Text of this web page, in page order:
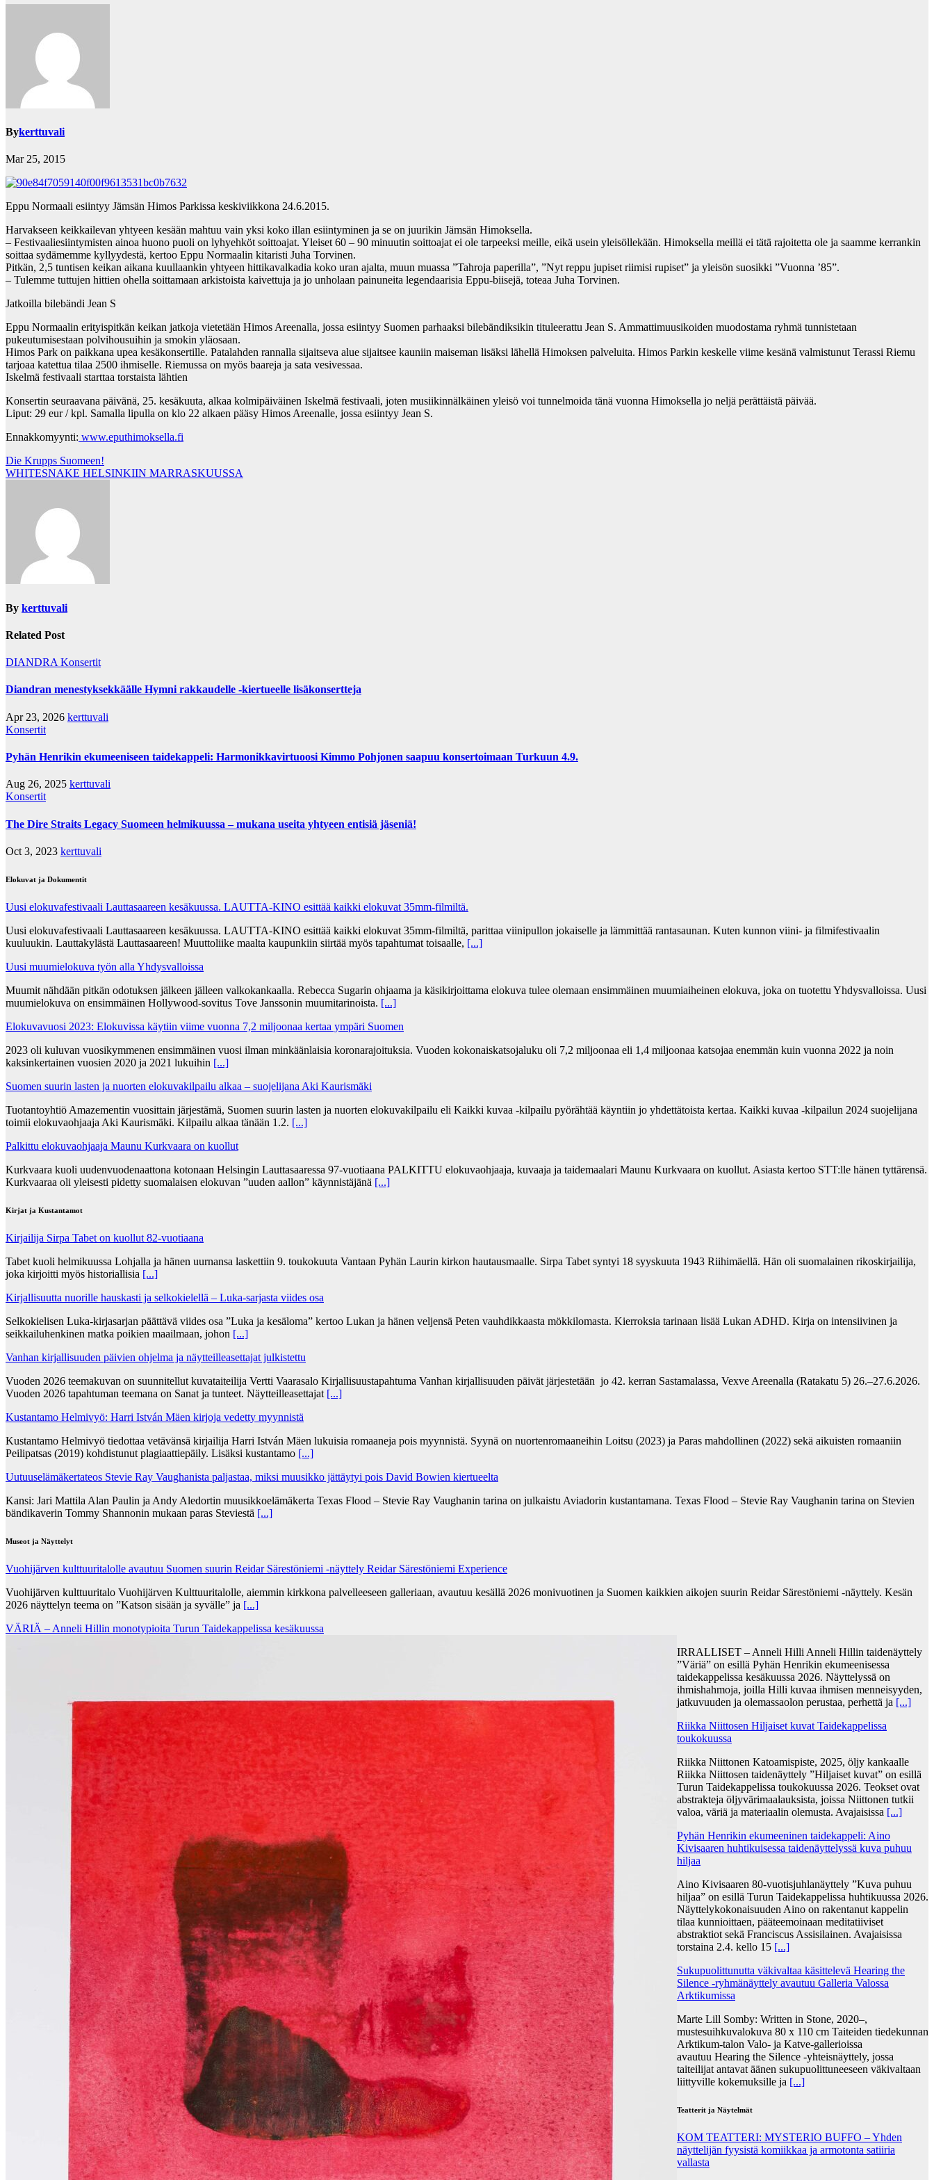
Bykerttuvali
Mar 25, 2015
Eppu Normaali esiintyy Jämsän Himos Parkissa keskiviikkona 24.6.2015.
Harvakseen keikkailevan yhtyeen kesään mahtuu vain yksi koko illan esiintyminen ja se on juurikin Jämsän Himoksella.
– Festivaaliesiintymisten ainoa huono puoli on lyhyehköt soittoajat. Yleiset 60 – 90 minuutin soittoajat ei ole tarpeeksi meille, eikä usein yleisöllekään. Himoksella meillä ei tätä rajoitetta ole ja saamme kerrankin
soittaa sydämemme kyllyydestä, kertoo Eppu Normaalin kitaristi Juha Torvinen.
Pitkän, 2,5 tuntisen keikan aikana kuullaankin yhtyeen hittikavalkadia koko uran ajalta, muun muassa ”Tahroja paperilla”, ”Nyt reppu jupiset riimisi rupiset” ja yleisön suosikki ”Vuonna ’85”.
– Tulemme tuttujen hittien ohella soittamaan arkistoista kaivettuja ja jo unholaan painuneita legendaarisia Eppu-biisejä, toteaa Juha Torvinen.
Jatkoilla bilebändi Jean S
Eppu Normaalin erityispitkän keikan jatkoja vietetään Himos Areenalla, jossa esiintyy Suomen parhaaksi bilebändiksikin tituleerattu Jean S. Ammattimuusikoiden muodostama ryhmä tunnistetaan
pukeutumisestaan polvihousuihin ja smokin yläosaan.
Himos Park on paikkana upea kesäkonsertille. Patalahden rannalla sijaitseva alue sijaitsee kauniin maiseman lisäksi lähellä Himoksen palveluita. Himos Parkin keskelle viime kesänä valmistunut Terassi Riemu
tarjoaa katettua tilaa 2500 ihmiselle. Riemussa on myös baareja ja sata vesivessaa.
Iskelmä festivaali starttaa torstaista lähtien
Konsertin seuraavana päivänä, 25. kesäkuuta, alkaa kolmipäiväinen Iskelmä festivaali, joten musiikinnälkäinen yleisö voi tunnelmoida tänä vuonna Himoksella jo neljä perättäistä päivää.
Liput: 29 eur / kpl. Samalla lipulla on klo 22 alkaen pääsy Himos Areenalle, jossa esiintyy Jean S.
Ennakkomyynti: www.eputhimoksella.fi
Post
navigation
Die Krupps Suomeen!
WHITESNAKE HELSINKIIN MARRASKUUSSA
By kerttuvali
Related Post
DIANDRA Konsertit
Diandran menestyksekkäälle Hymni rakkaudelle -kiertueelle lisäkonsertteja
Apr 23, 2026 kerttuvali
Konsertit
Pyhän Henrikin ekumeeniseen taidekappeli: Harmonikkavirtuoosi Kimmo Pohjonen saapuu konsertoimaan Turkuun 4.9.
Aug 26, 2025 kerttuvali
Konsertit
The Dire Straits Legacy Suomeen helmikuussa – mukana useita yhtyeen entisiä jäseniä!
Oct 3, 2023 kerttuvali
Elokuvat ja Dokumentit
Uusi elokuvafestivaali Lauttasaareen kesäkuussa. LAUTTA-KINO esittää kaikki elokuvat 35mm-filmiltä.
Uusi elokuvafestivaali Lauttasaareen kesäkuussa. LAUTTA-KINO esittää kaikki elokuvat 35mm-filmiltä, parittaa viinipullon jokaiselle ja lämmittää rantasaunan. Kuten kunnon viini- ja filmifestivaalin
kuuluukin. Lauttakylästä Lauttasaareen! Muuttoliike maalta kaupunkiin siirtää myös tapahtumat toisaalle, [...]
Uusi muumielokuva työn alla Yhdysvalloissa
Muumit nähdään pitkän odotuksen jälkeen jälleen valkokankaalla. Rebecca Sugarin ohjaama ja käsikirjoittama elokuva tulee olemaan ensimmäinen muumiaiheinen elokuva, joka on tuotettu Yhdysvalloissa. Uusi
muumielokuva on ensimmäinen Hollywood-sovitus Tove Janssonin muumitarinoista. [...]
Elokuvavuosi 2023: Elokuvissa käytiin viime vuonna 7,2 miljoonaa kertaa ympäri Suomen
2023 oli kuluvan vuosikymmenen ensimmäinen vuosi ilman minkäänlaisia koronarajoituksia. Vuoden kokonaiskatsojaluku oli 7,2 miljoonaa eli 1,4 miljoonaa katsojaa enemmän kuin vuonna 2022 ja noin
kaksinkertainen vuosien 2020 ja 2021 lukuihin [...]
Suomen suurin lasten ja nuorten elokuvakilpailu alkaa – suojelijana Aki Kaurismäki
Tuotantoyhtiö Amazementin vuosittain järjestämä, Suomen suurin lasten ja nuorten elokuvakilpailu eli Kaikki kuvaa -kilpailu pyörähtää käyntiin jo yhdettätoista kertaa. Kaikki kuvaa -kilpailun 2024 suojelijana
toimii elokuvaohjaaja Aki Kaurismäki. Kilpailu alkaa tänään 1.2. [...]
Palkittu elokuvaohjaaja Maunu Kurkvaara on kuollut
Kurkvaara kuoli uudenvuodenaattona kotonaan Helsingin Lauttasaaressa 97-vuotiaana PALKITTU elokuvaohjaaja, kuvaaja ja taidemaalari Maunu Kurkvaara on kuollut. Asiasta kertoo STT:lle hänen tyttärensä.
Kurkvaaraa oli yleisesti pidetty suomalaisen elokuvan ”uuden aallon” käynnistäjänä [...]
Kirjat ja Kustantamot
Kirjailija Sirpa Tabet on kuollut 82-vuotiaana
Tabet kuoli helmikuussa Lohjalla ja hänen uurnansa laskettiin 9. toukokuuta Vantaan Pyhän Laurin kirkon hautausmaalle. Sirpa Tabet syntyi 18 syyskuuta 1943 Riihimäellä. Hän oli suomalainen rikoskirjailija,
joka kirjoitti myös historiallisia [...]
Kirjallisuutta nuorille hauskasti ja selkokielellä – Luka-sarjasta viides osa
Selkokielisen Luka-kirjasarjan päättävä viides osa ”Luka ja kesäloma” kertoo Lukan ja hänen veljensä Peten vauhdikkaasta mökkilomasta. Kierroksia tarinaan lisää Lukan ADHD. Kirja on intensiivinen ja
seikkailuhenkinen matka poikien maailmaan, johon [...]
Vanhan kirjallisuuden päivien ohjelma ja näytteilleasettajat julkistettu
Vuoden 2026 teemakuvan on suunnitellut kuvataiteilija Vertti Vaarasalo Kirjallisuustapahtuma Vanhan kirjallisuuden päivät järjestetään jo 42. kerran Sastamalassa, Vexve Areenalla (Ratakatu 5) 26.–27.6.2026.
Vuoden 2026 tapahtuman teemana on Sanat ja tunteet. Näytteilleasettajat [...]
Kustantamo Helmivyö: Harri István Mäen kirjoja vedetty myynnistä
Kustantamo Helmivyö tiedottaa vetävänsä kirjailija Harri István Mäen lukuisia romaaneja pois myynnistä. Syynä on nuortenromaaneihin Loitsu (2023) ja Paras mahdollinen (2022) sekä aikuisten romaaniin
Peilipatsas (2019) kohdistunut plagiaattiepäily. Lisäksi kustantamo [...]
Uutuuselämäkertateos Stevie Ray Vaughanista paljastaa, miksi muusikko jättäytyi pois David Bowien kiertueelta
Kansi: Jari Mattila Alan Paulin ja Andy Aledortin muusikkoelämäkerta Texas Flood – Stevie Ray Vaughanin tarina on julkaistu Aviadorin kustantamana. Texas Flood – Stevie Ray Vaughanin tarina on Stevien
bändikaverin Tommy Shannonin mukaan paras Steviestä [...]
Museot ja Näyttelyt
Vuohijärven kulttuuritalolle avautuu Suomen suurin Reidar Särestöniemi -näyttely Reidar Särestöniemi Experience
Vuohijärven kulttuuritalo Vuohijärven Kulttuuritalolle, aiemmin kirkkona palvelleeseen galleriaan, avautuu kesällä 2026 monivuotinen ja Suomen kaikkien aikojen suurin Reidar Särestöniemi -näyttely. Kesän
2026 näyttelyn teema on ”Katson sisään ja syvälle” ja [...]
VÄRIÄ – Anneli Hillin monotypioita Turun Taidekappelissa kesäkuussa
IRRALLISET – Anneli Hilli Anneli Hillin taidenäyttely
”Väriä” on esillä Pyhän Henrikin ekumeenisessa
taidekappelissa kesäkuussa 2026. Näyttelyssä on
ihmishahmoja, joilla Hilli kuvaa ihmisen menneisyyden,
jatkuvuuden ja olemassaolon perustaa, perhettä ja [...]
Riikka Niittosen Hiljaiset kuvat Taidekappelissa
toukokuussa
Riikka Niittonen Katoamispiste, 2025, öljy kankaalle
Riikka Niittosen taidenäyttely ”Hiljaiset kuvat” on esillä
Turun Taidekappelissa toukokuussa 2026. Teokset ovat
abstrakteja öljyvärimaalauksista, joissa Niittonen tutkii
valoa, väriä ja materiaalin olemusta. Avajaisissa [...]
Pyhän Henrikin ekumeeninen taidekappeli: Aino
Kivisaaren huhtikuisessa taidenäyttelyssä kuva puhuu
hiljaa
Aino Kivisaaren 80-vuotisjuhlanäyttely ”Kuva puhuu
hiljaa” on esillä Turun Taidekappelissa huhtikuussa 2026.
Näyttelykokonaisuuden Aino on rakentanut kappelin
tilaa kunnioittaen, pääteemoinaan meditatiiviset
abstraktiot sekä Franciscus Assisilainen. Avajaisissa
torstaina 2.4. kello 15 [...]
Sukupuolittunutta väkivaltaa käsittelevä Hearing the
Silence -ryhmänäyttely avautuu Galleria Valossa
Arktikumissa
Marte Lill Somby: Written in Stone, 2020–,
mustesuihkuvalokuva 80 x 110 cm Taiteiden tiedekunnan
Arktikum-talon Valo- ja Katve-gallerioissa
avautuu Hearing the Silence -yhteisnäyttely, jossa
taiteilijat antavat äänen sukupuolittuneeseen väkivaltaan
liittyville kokemuksille ja [...]
Teatterit ja Näytelmät
KOM TEATTERI: MYSTERIO BUFFO – Yhden
näyttelijän fyysistä komiikkaa ja armotonta satiiria
vallasta